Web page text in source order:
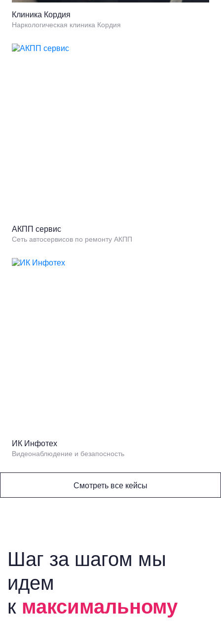
Клиника Кордия
Наркологическая клиника Кордия
АКПП сервис
Сеть автосервисов по ремонту АКПП
ИК Инфотех
Видеонаблюдение и безапосность
Смотреть все кейсы
Шаг за шагом мы
идем
к максимальному